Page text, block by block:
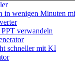
in wenigen Minuten
verwandeln
schneller mit KI